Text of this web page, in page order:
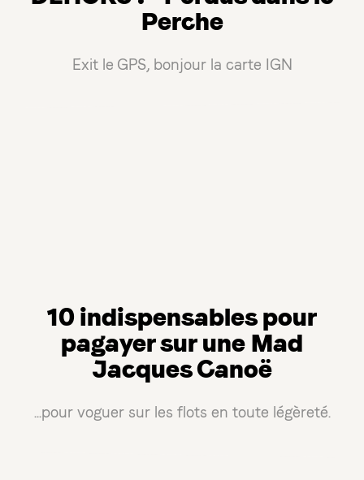
Perche
Exit le GPS, bonjour la carte IGN
10 indispensables pour
pagayer sur une Mad
Jacques Canoë
...pour voguer sur les flots en toute légèreté.